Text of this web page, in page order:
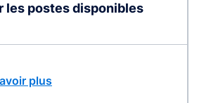
les postes disponibles
plus